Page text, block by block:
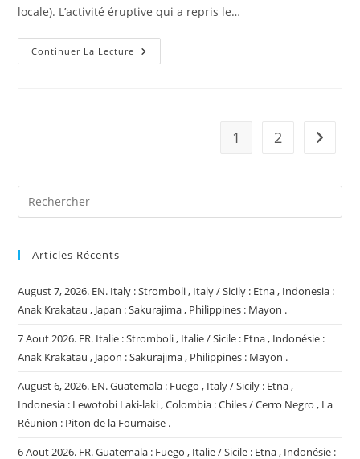
locale). L’activité éruptive qui a repris le…
Continuer La Lecture 04
Mars
El
Santa
Costa
Rica
:
Poás
/
Arenal
,
Mexique
Popocatepetl
,
Etats-
Unis
Volcans
De
1 2 Aller à
Articles Récents
August 7, 2026. EN. Italy : Stromboli , Italy / Sicily : Etna , Indonesia :
Anak Krakatau , Japan : Sakurajima , Philippines : Mayon .
7 Aout 2026. FR. Italie : Stromboli , Italie / Sicile : Etna , Indonésie :
Anak Krakatau , Japon : Sakurajima , Philippines : Mayon .
August 6, 2026. EN. Guatemala : Fuego , Italy / Sicily : Etna ,
Indonesia : Lewotobi Laki-laki , Colombia : Chiles / Cerro Negro , La
Réunion : Piton de la Fournaise .
6 Aout 2026. FR. Guatemala : Fuego , Italie / Sicile : Etna , Indonésie :